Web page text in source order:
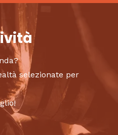
selezionate per